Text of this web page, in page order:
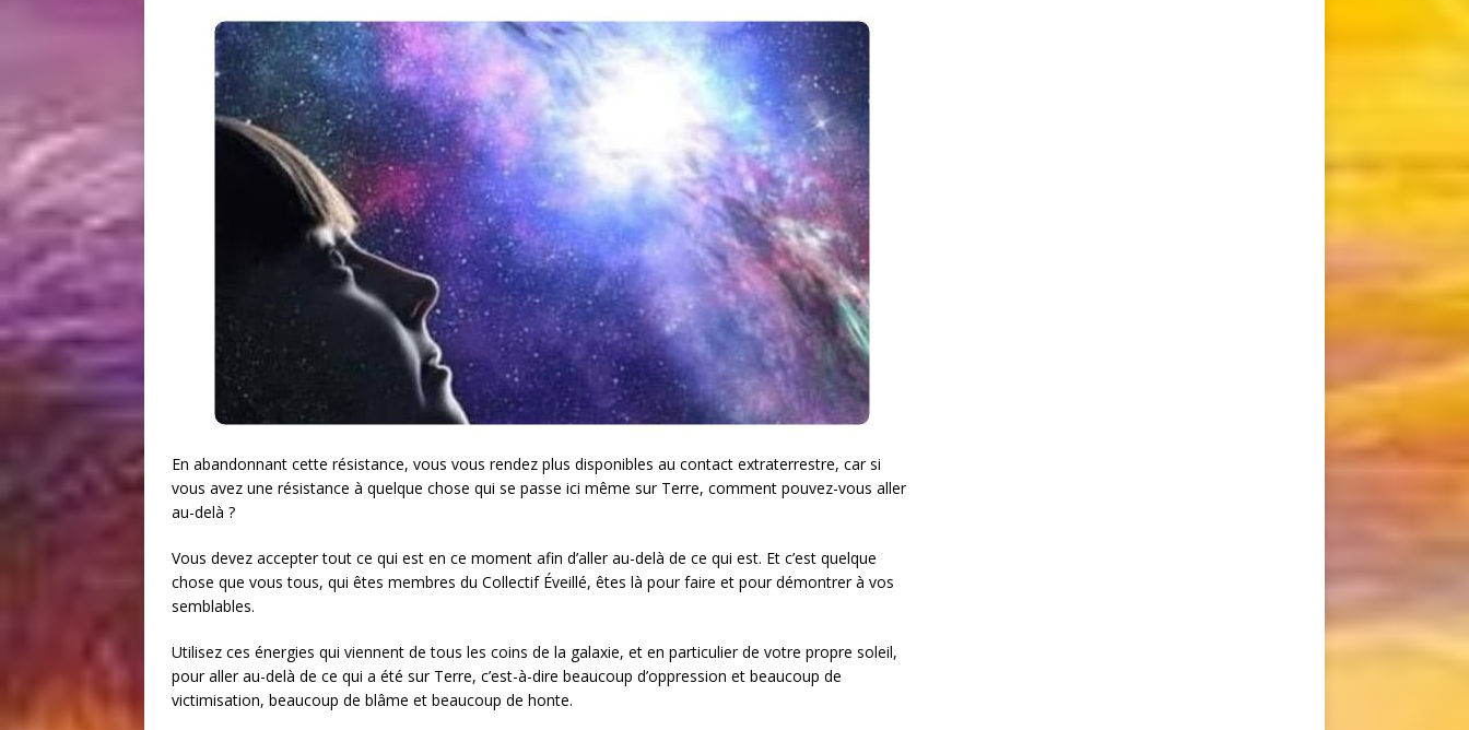
En abandonnant cette résistance, vous vous rendez plus disponibles au contact extraterrestre, car si
vous avez une résistance à quelque chose qui se passe ici même sur Terre, comment pouvez-vous aller
au-delà ?
Vous devez accepter tout ce qui est en ce moment afin d’aller au-delà de ce qui est. Et c’est quelque
chose que vous tous, qui êtes membres du Collectif Éveillé, êtes là pour faire et pour démontrer à vos
semblables.
Utilisez ces énergies qui viennent de tous les coins de la galaxie, et en particulier de votre propre soleil,
pour aller au-delà de ce qui a été sur Terre, c’est-à-dire beaucoup d’oppression et beaucoup de
victimisation, beaucoup de blâme et beaucoup de honte.